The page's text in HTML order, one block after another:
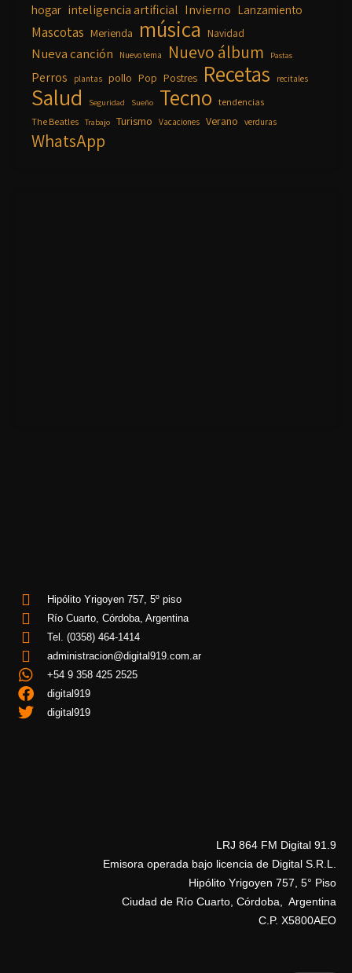
hogar inteligencia artificial Invierno Lanzamiento
Mascotas Merienda música Navidad
Nueva canción Nuevo tema Nuevo álbum Pastas
Perros plantas pollo Pop Postres Recetas recitales
Salud Seguridad Sueño Tecno tendencias
The Beatles Trabajo Turismo Vacaciones Verano verduras
WhatsApp
Hipólito Yrigoyen 757, 5º piso
Río Cuarto, Córdoba, Argentina
Tel. (0358) 464-1414
administracion@digital919.com.ar
+54 9 358 425 2525
digital919
digital919
LRJ 864 FM Digital 91.9
Emisora operada bajo licencia de Digital S.R.L.
Hipólito Yrigoyen 757, 5° Piso
Ciudad de Río Cuarto, Córdoba, Argentina
C.P. X5800AEO